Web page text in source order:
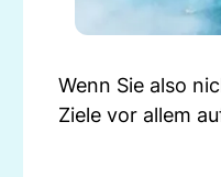
Wenn Sie also
Ziele vor allem